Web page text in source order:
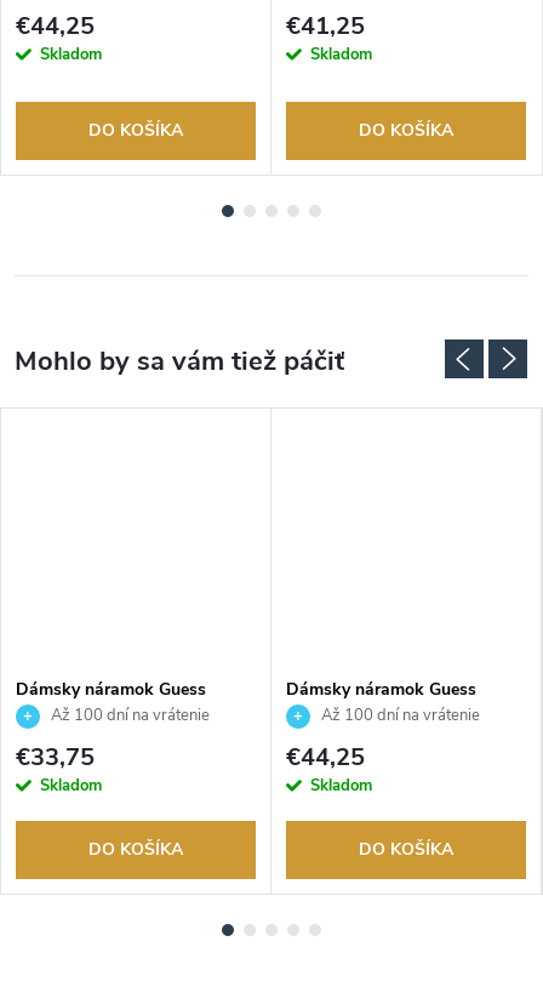
tovaru. Autorizovaný predajca.
€44,25
Skladom
DO KOŠÍKA
tovaru. Autorizovaný predajca.
€41,25
Skladom
DO KOŠÍKA
Dámsky náramok Guess
JUBB05461JWYGS
Až 100 dní na vrátenie
tovaru. Autorizovaný predajca.
€33,75
Skladom
DO KOŠÍKA
Dámsky náramok Guess
JUBB04156JWRHT
Až 100 dní na vrátenie
tovaru. Autorizovaný predajca.
€44,25
Skladom
DO KOŠÍKA